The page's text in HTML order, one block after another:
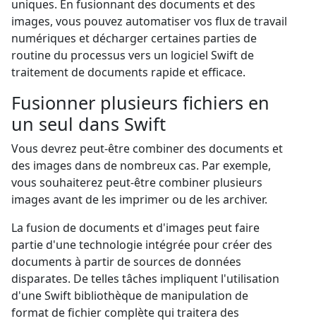
uniques. En fusionnant des documents et des
images, vous pouvez automatiser vos flux de travail
numériques et décharger certaines parties de
routine du processus vers un logiciel Swift de
traitement de documents rapide et efficace.
Fusionner plusieurs fichiers en
un seul dans Swift
Vous devrez peut-être combiner des documents et
des images dans de nombreux cas. Par exemple,
vous souhaiterez peut-être combiner plusieurs
images avant de les imprimer ou de les archiver.
La fusion de documents et d'images peut faire
partie d'une technologie intégrée pour créer des
documents à partir de sources de données
disparates. De telles tâches impliquent l'utilisation
d'une Swift bibliothèque de manipulation de
format de fichier complète qui traitera des